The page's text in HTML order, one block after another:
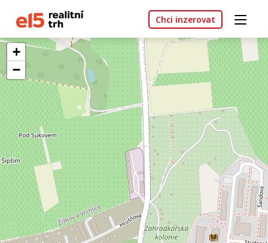
Chci inzerovat
+
−